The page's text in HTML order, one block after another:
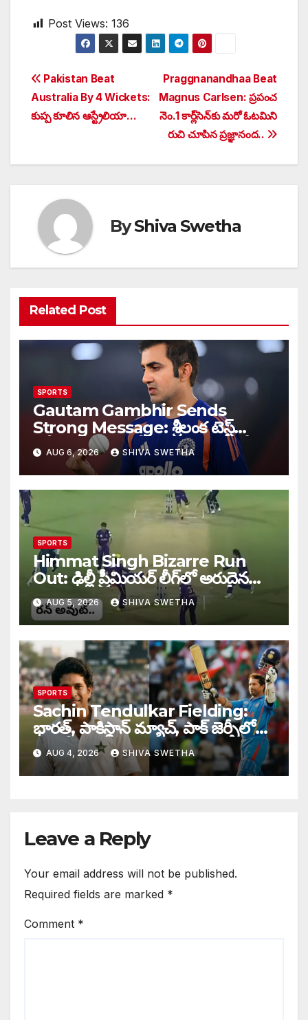
Post Views: 136
Post
navigation
Praggnanandhaa Beat
Magnus Carlsen: ప్రపంచ
నెం.1 కార్ల్‌సెన్‌కు మరో ఓటమిని
రుచి చూపిన ప్రజ్ఞానంద..
Pakistan Beat
Australia By 4 Wickets:
కుప్ప కూలిన ఆస్ట్రేలియా…
ByShiva Swetha
Related Post
SPORTS
Gautam Gambhir Sends
Strong Message: శ్రీలంక టెస్ట్
సిరీస్‌కు ముందు టీమిండియాకు గంభీర్
వార్నింగ్…
AUG 6, 2026 SHIVA SWETHA
SPORTS
Himmat Singh Bizarre Run
Out: ఢిల్లీ ప్రీమియర్ లీగ్‌లో అరుదైన
రనౌట్ ఘటన వైరల్.
AUG 5, 2026 SHIVA SWETHA
SPORTS
Sachin Tendulkar Fielding:
భారత్, పాకిస్థాన్ మ్యాచ్, పాక్ జెర్సీలో
బరిలోకి దిగిన సచిన్…
AUG 4, 2026 SHIVA SWETHA
Leave a Reply
Your email address will not be published.
Required fields are marked *
Comment *